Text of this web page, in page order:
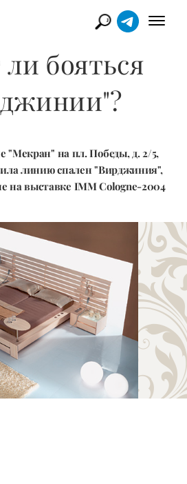
бояться
"Мекран" на пл. Победы, д. 2/5,
линию спален "Вирджиния",
на выставке IMM Cologne-2004